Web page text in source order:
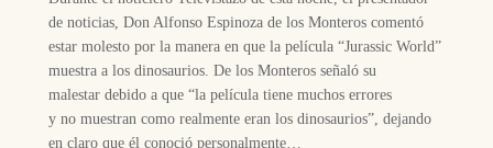
de noticias, Don Alfonso Espinoza de los Monteros comentó
estar molesto por la manera en que la película “Jurassic World”
muestra a los dinosaurios. De los Monteros señaló su
malestar debido a que “la película tiene muchos errores
y no muestran como realmente eran los dinosaurios”, dejando
en claro que él conoció personalmente…